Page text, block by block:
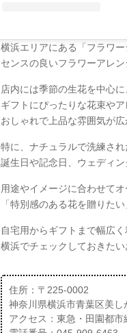
横浜エリアにある「フラワ
センスの良いフラワーアレ
店内には季節の生花を中心に
ギフトにぴったりな花束やア
おしゃれで上品な雰囲気が広
特に、ナチュラルで洗練され
誕生日や記念日、ウェディ
用途やイメージに合わせてオ
「特別感のある花を贈りた
自宅用からギフトまで幅広く
横浜でチェックしておきたい
住所：〒225-0002
神奈川県横浜市青葉区美
アクセス：東急・田園都